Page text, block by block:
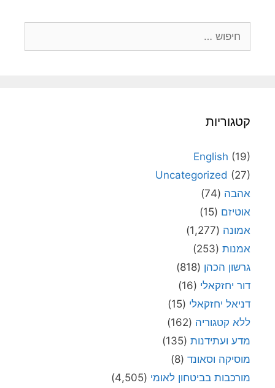
קטגוריות
English (19)
Uncategorized (27)
אהבה (74)
אוטיזם (15)
אמונה (1,277)
אמנות (253)
גרשון הכהן (818)
דור יחזקאלי (16)
דניאל יחזקאלי (15)
ללא קטגוריה (162)
מדע ועתידנות (135)
מוסיקה וסאונד (8)
מורכבות בביטחון לאומי (4,505)